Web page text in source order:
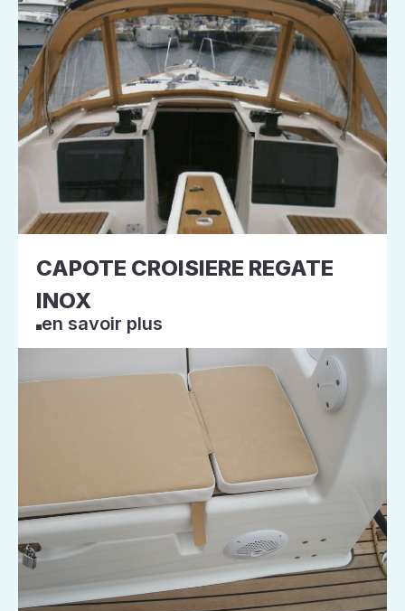
CAPOTE CROISIERE REGATE
INOX
en savoir plus